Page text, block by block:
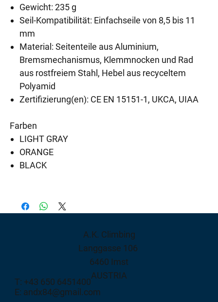
Gewicht: 235 g
Seil-Kompatibilität: Einfachseile von 8,5 bis 11
mm
Material: Seitenteile aus Aluminium,
Bremsmechanismus, Klemmnocken und Rad
aus rostfreiem Stahl, Hebel aus recyceltem
Polyamid
Zertifizierung(en): CE EN 15151-1, UKCA, UIAA
Farben
LIGHT GRAY
ORANGE
BLACK
A.K. Climbing
Langgasse 106
6460 Imst
AUSTRIA
T: +43 650 6451400
E: andx84@gmail.com